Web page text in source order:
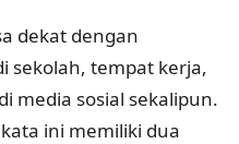
dekat dengan
sekolah, tempat kerja,
media sosial sekalipun.
ini memiliki dua